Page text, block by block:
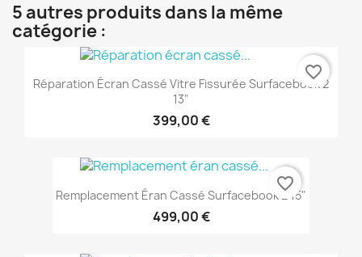
5 autres produits dans la même
catégorie :
Réparation Écran Cassé Vitre Fissurée Surfacebook 2
13"
399,00 €
favorite_border
Remplacement Éran Cassé Surfacebook 2 15"
499,00 €
favorite_border